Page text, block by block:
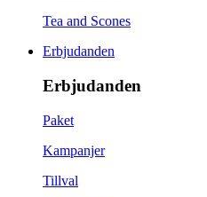
Tea and Scones
Erbjudanden
Erbjudanden
Paket
Kampanjer
Tillval